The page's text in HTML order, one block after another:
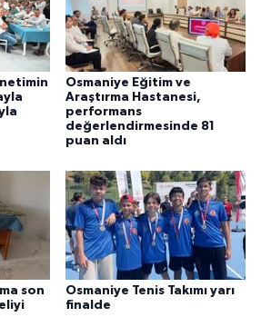
Osmaniye Eğitim ve
Araştırma Hastanesi,
performans
değerlendirmesinde 81
puan aldı
son
Osmaniye Tenis Takımı yarı
finalde